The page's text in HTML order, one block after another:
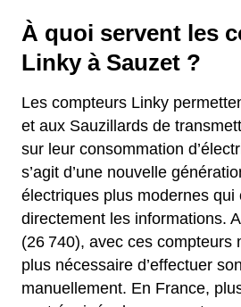
À quoi servent les
Linky à Sauzet ?
Les compteurs Linky
et aux Sauzillards de
sur leur consommation
s’agit d’une nouvelle
électriques plus modernes qui
directement les informations.
(26 740), avec ces compteurs
plus nécessaire d’effectuer
manuellement. En France,